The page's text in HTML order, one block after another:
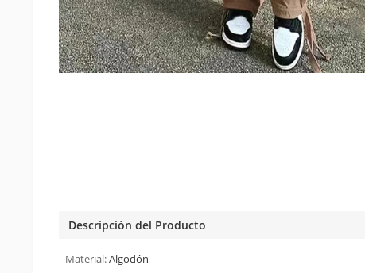
Descripción del Producto
Material:Algodón